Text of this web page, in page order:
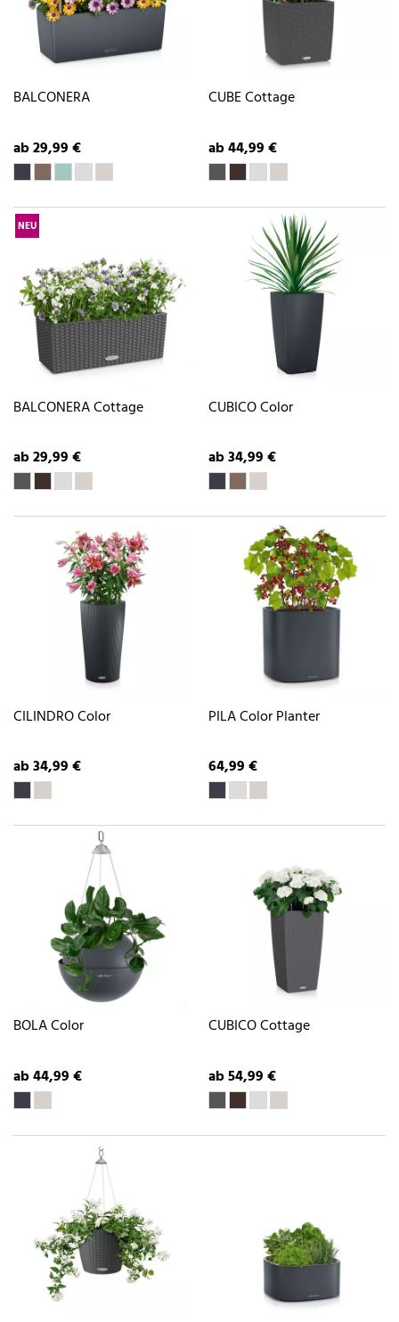
BALCONERA
ab 29,99 €
CUBE Cottage
ab 44,99 €
NEU
BALCONERA Cottage
ab 29,99 €
CUBICO Color
ab 34,99 €
CILINDRO Color
ab 34,99 €
PILA Color Planter
64,99 €
BOLA Color
ab 44,99 €
CUBICO Cottage
ab 54,99 €